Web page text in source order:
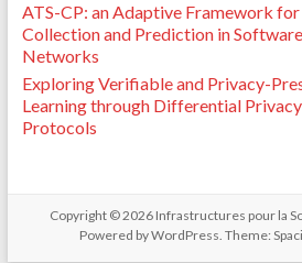
ATS-CP: an Adaptive Framework
Collection and Prediction in
Networks
Exploring Verifiable and Privacy-
Learning through Differential
Protocols
Copyright © 2026 Infrastructures pour la
Powered byWordPress. Theme: